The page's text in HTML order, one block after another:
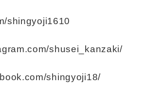
shingyoji1610
shusei_kanzaki/
shingyoji18/